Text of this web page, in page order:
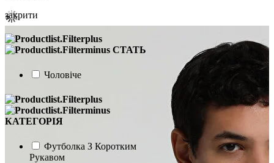
закрити
СТАТЬ
Чоловіче
КАТЕГОРІЯ
Футболка З Коротким
Рукавом